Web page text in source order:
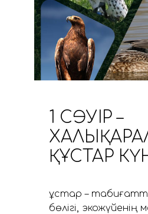
1 СӘУІР –
ҚҰСТАР
Құстар –
бөлігі, экожүйенің